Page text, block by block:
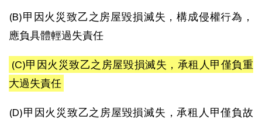
(B)甲因火災致乙之房屋毀損滅失，構成侵權行為，
應負具體輕過失責任
(C)甲因火災致乙之房屋毀損滅失，承租人甲僅負重
大過失責任
(D)甲因火災致乙之房屋毀損滅失，承租人甲僅負故